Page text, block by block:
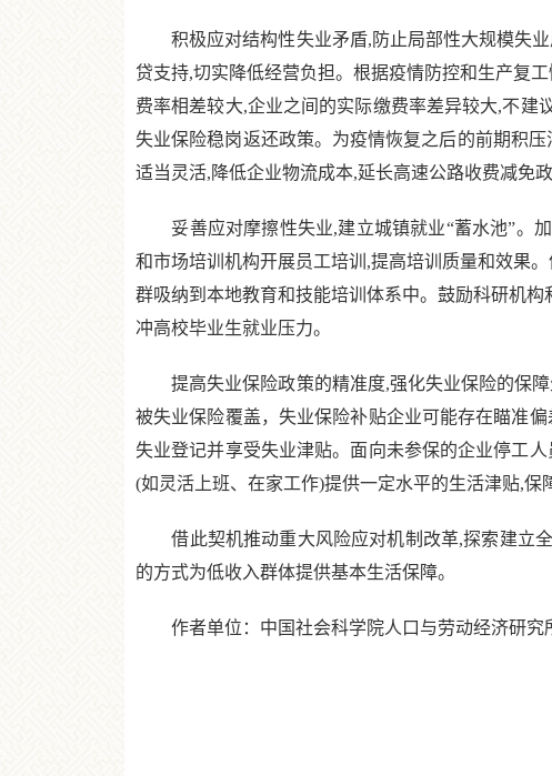
积极应对结构性失业矛盾,防止局部性大规模失业
贷支持,切实降低经营负担。根据疫情防控和生产复
费率相差较大,企业之间的实际缴费率差异较大,不建
失业保险稳岗返还政策。为疫情恢复之后的前期积
适当灵活,降低企业物流成本,延长高速公路收费减免
妥善应对摩擦性失业,建立城镇就业“蓄水池”。加
和市场培训机构开展员工培训,提高培训质量和效果
群吸纳到本地教育和技能培训体系中。鼓励科研机
冲高校毕业生就业压力。
提高失业保险政策的精准度,强化失业保险的保障
被失业保险覆盖，失业保险补贴企业可能存在瞄准
失业登记并享受失业津贴。面向未参保的企业停工
(如灵活上班、在家工作)提供一定水平的生活津贴,保
借此契机推动重大风险应对机制改革,探索建立全
的方式为低收入群体提供基本生活保障。
作者单位：中国社会科学院人口与劳动经济研究